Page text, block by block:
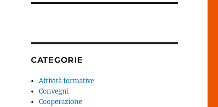
CATEGORIE
Attività formative
Convegni
Cooperazione